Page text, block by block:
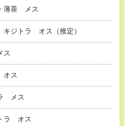
薄茶 メス
ジトラ オス（推定）
ス
ス
メス
ラ オス